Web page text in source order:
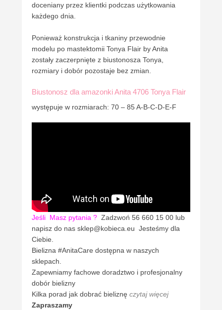
doceniany przez klientki podczas użytkowania
każdego dnia.
Ponieważ konstrukcja i tkaniny przewodnie
modelu po mastektomii Tonya Flair by Anita
zostały zaczerpnięte z biustonosza Tonya,
rozmiary i dobór pozostaje bez zmian.
Biustonosz dla amazonki Anita 4706 Tonya Flair
występuje w rozmiarach: 70 – 85 A-B-C-D-E-F
Jeśli Masz pytania ? Zadzwoń 56 660 15 00 lub
napisz do nas sklep@kobieca.eu Jesteśmy dla
Ciebie.
Bielizna #AnitaCare dostępna w naszych
sklepach.
Zapewniamy fachowe doradztwo i profesjonalny
dobór bielizny
Kilka porad jak dobrać bieliznę czytaj więcej
Zapraszamy